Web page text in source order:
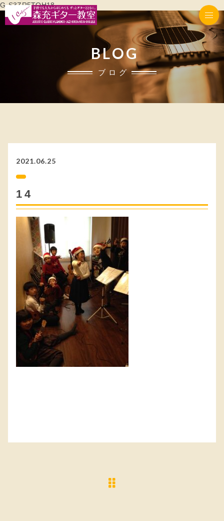
G-S3ZR5TQH18
BLOG
ブログ
2021.06.25
14